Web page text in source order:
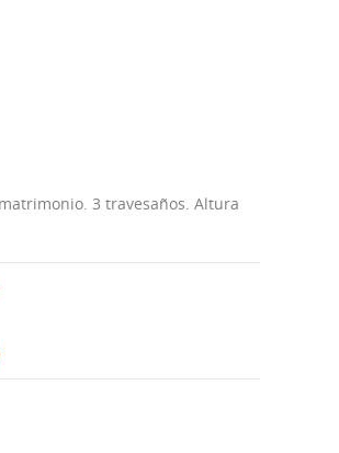
3 travesaños. Altura